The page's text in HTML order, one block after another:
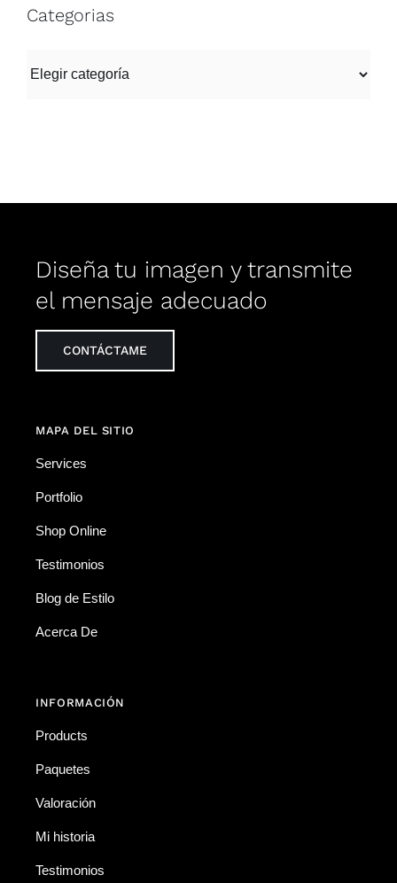
Categorias
Diseña tu imagen y transmite
el mensaje adecuado
CONTÁCTAME
MAPA DEL SITIO
Services
Portfolio
Shop Online
Testimonios
Blog de Estilo
Acerca De
INFORMACIÓN
Products
Paquetes
Valoración
Mi historia
Testimonios